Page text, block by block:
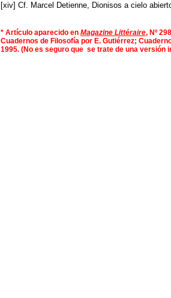
[xiv] Cf. Marcel Detienne, Dionisos a cielo
* Artículo aparecido en Magazine Littéraire, Nº
Cuadernos de Filosofía por E. Gutiérrez;
1995. (No es seguro que se trate de una versión